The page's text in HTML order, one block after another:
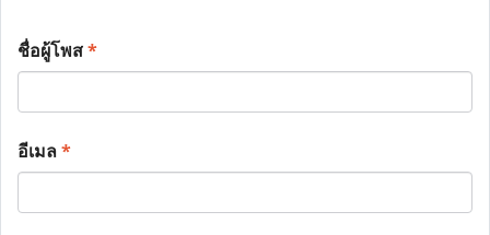
ชื่อผู้โพส*
อีเมล*